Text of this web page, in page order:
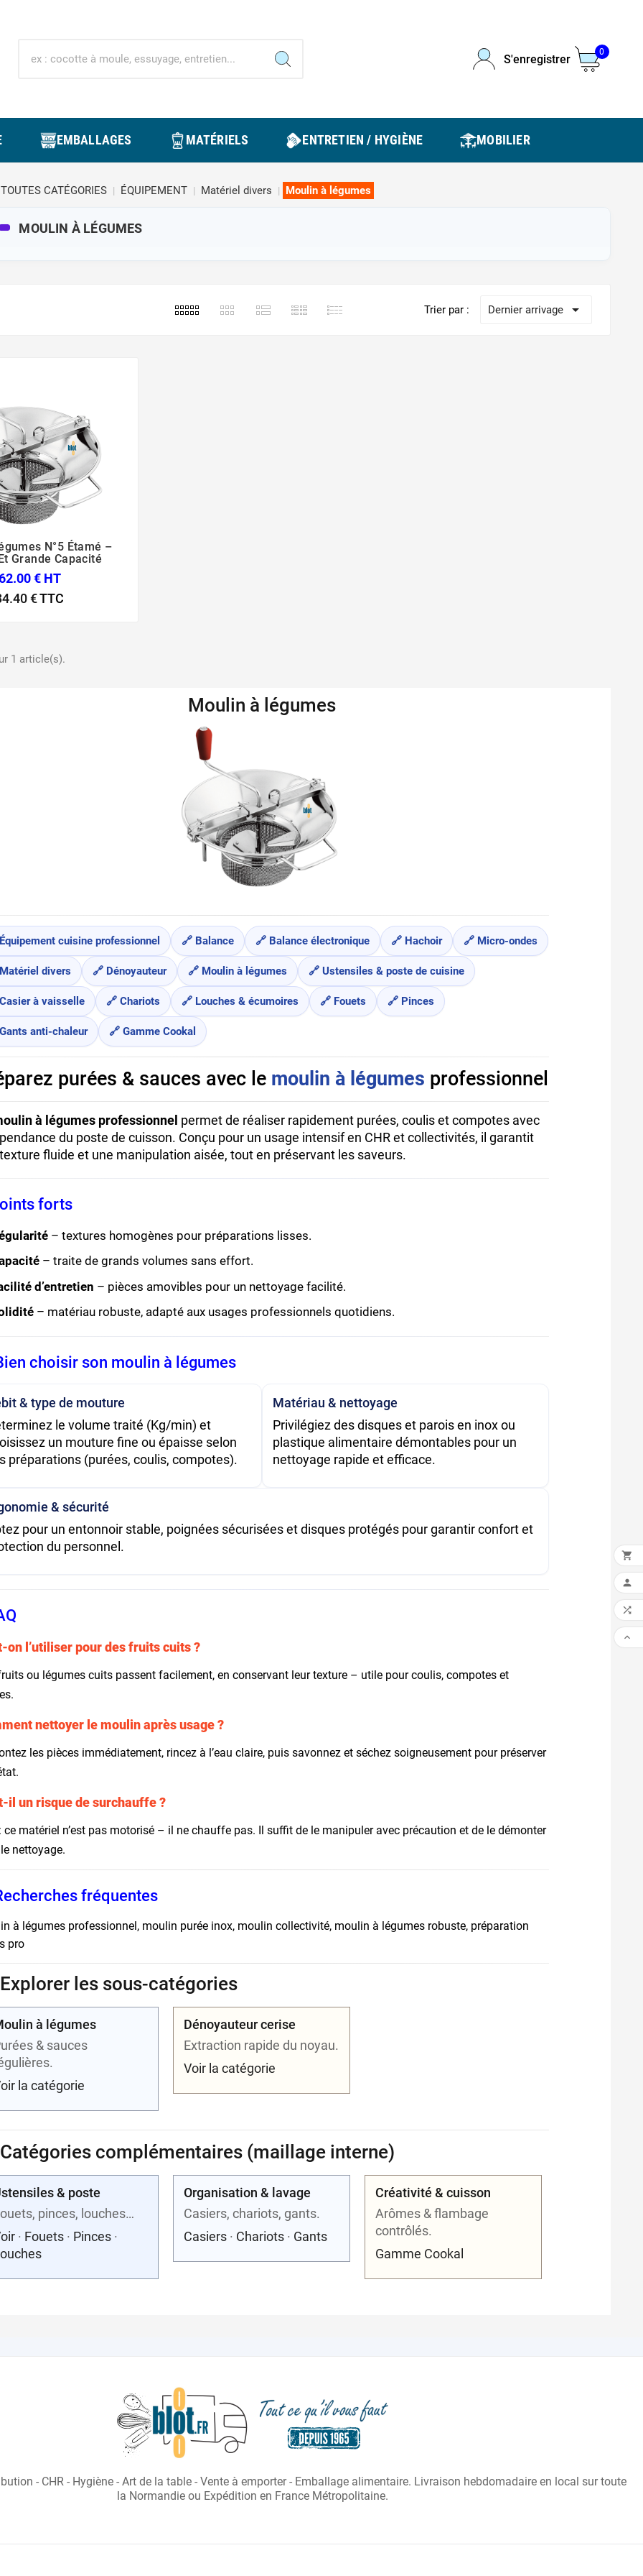
S'enregistrer
0
EMBALLAGES MATÉRIELS ENTRETIEN / HYGIÈNE MOBILIER
TOUTES CATÉGORIES ÉQUIPEMENT Matériel divers Moulin à légumes
MOULIN À LÉGUMES
Trier par : Dernier arrivage 
 
N°5 Étamé –
Grande Capacité
€ HT
€TTC
1 article(s).
Moulin à légumes
cuisine professionnel 🔗 Balance 🔗 Balance électronique 🔗 Hachoir 🔗 Micro-ondes
divers 🔗 Dénoyauteur 🔗 Moulin à légumes 🔗 Ustensiles & poste de cuisine
à vaisselle 🔗 Chariots 🔗 Louches & écumoires 🔗 Fouets 🔗 Pinces
anti-chaleur 🔗 Gamme Cookal
purées & sauces avec le moulin à légumes professionnel
à légumes professionnel permet de réaliser rapidement purées, coulis et compotes avec
du poste de cuisson. Conçu pour un usage intensif en CHR et collectivités, il garantit
fluide et une manipulation aisée, tout en préservant les saveurs.
forts
– textures homogènes pour préparations lisses.
– traite de grands volumes sans effort.
d’entretien – pièces amovibles pour un nettoyage facilité.
– matériau robuste, adapté aux usages professionnels quotidiens.
choisir son moulin à légumes
& type de mouture
le volume traité (Kg/min) et
un mouture fine ou épaisse selon
préparations (purées, coulis, compotes).
Matériau & nettoyage
Privilégiez des disques et parois en inox ou
plastique alimentaire démontables pour un
nettoyage rapide et efficace.
& sécurité
pour un entonnoir stable, poignées sécurisées et disques protégés pour garantir confort et
du personnel.
on l’utiliser pour des fruits cuits ?
ou légumes cuits passent facilement, en conservant leur texture – utile pour coulis, compotes et
nettoyer le moulin après usage ?
les pièces immédiatement, rincez à l’eau claire, puis savonnez et séchez soigneusement pour préserver
il un risque de surchauffe ?
ce matériel n’est pas motorisé – il ne chauffe pas. Il suffit de le manipuler avec précaution et de le démonter
nettoyage.
fréquentes
à légumes professionnel, moulin purée inox, moulin collectivité, moulin à légumes robuste, préparation
pro
les sous-catégories
à légumes
& sauces
la catégorie
Dénoyauteur cerise
Extraction rapide du noyau.
Voir la catégorie
complémentaires (maillage interne)
& poste
pinces, louches…
· Fouets · Pinces ·
Organisation & lavage
Casiers, chariots, gants.
Casiers · Chariots · Gants
Créativité & cuisson
Arômes & flambage
contrôlés.
Gamme Cookal
- CHR - Hygiène - Art de la table - Vente à emporter - Emballage alimentaire. Livraison hebdomadaire en local sur toute
la Normandie ou Expédition en France Métropolitaine.
- Formulaire :
- Chat :



